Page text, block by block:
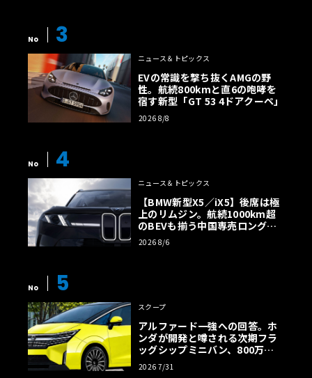
No 3
ニュース＆トピックス
EVの常識を撃ち抜くAMGの野
性。航続800kmと直6の咆哮を
宿す新型「GT 53 4ドアクーペ」
2026 8/8
No 4
ニュース＆トピックス
【BMW新型X5／iX5】後席は極
上のリムジン。航続1000km超
のBEVも揃う中国専売ロング仕
様の全貌
2026 8/6
No 5
スクープ
アルファード一強への回答。ホ
ンダが開発と噂される次期フラ
ッグシップミニバン、800万円
超の勝算【予想CG】
2026 7/31